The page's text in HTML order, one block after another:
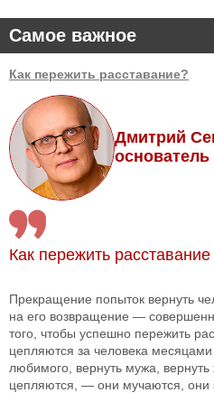
Самое важное
Как пережить расставание?
Дмитрий
Как пережить
Прекращение попыток вернуть
на его возвращение —
того, чтобы успешно пережить
цепляются за человека
любимого, вернуть мужа,
цепляются, — они мучаются, они